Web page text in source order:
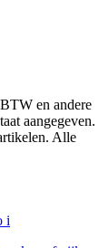
en andere
aangegeven.
Alle
i